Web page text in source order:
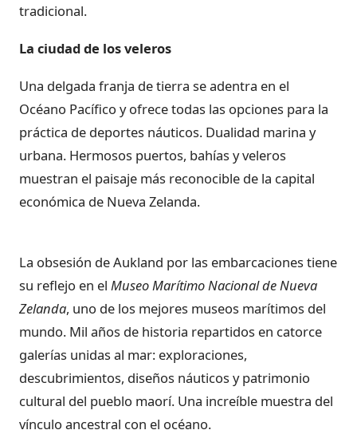
tradicional.
La ciudad de los veleros
Una delgada franja de tierra se adentra en el
Océano Pacífico y ofrece todas las opciones para la
práctica de deportes náuticos. Dualidad marina y
urbana. Hermosos puertos, bahías y veleros
muestran el paisaje más reconocible de la capital
económica de Nueva Zelanda.
La obsesión de Aukland por las embarcaciones tiene
su reflejo en el Museo Marítimo Nacional de Nueva
Zelanda, uno de los mejores museos marítimos del
mundo. Mil años de historia repartidos en catorce
galerías unidas al mar: exploraciones,
descubrimientos, diseños náuticos y patrimonio
cultural del pueblo maorí. Una increíble muestra del
vínculo ancestral con el océano.